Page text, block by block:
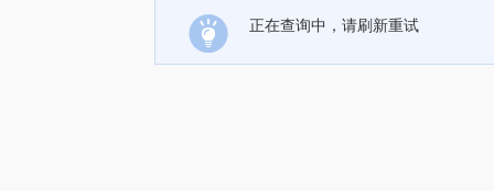
正在查询中，请刷新重试